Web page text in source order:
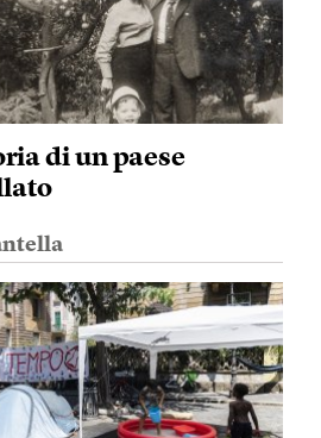
di un paese